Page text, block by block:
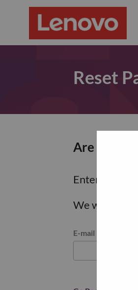
Reset
Are you
Enter the
We will
Reset password
E-mail